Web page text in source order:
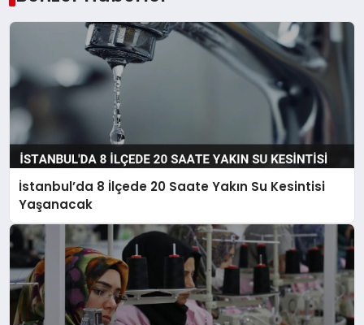
İstanbul’da 8 İlçede 20 Saate Yakın Su Kesintisi
Yaşanacak